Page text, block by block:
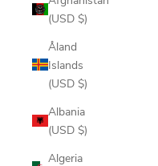
(USD $)
Åland
Islands
(USD $)
Albania
(USD $)
Algeria